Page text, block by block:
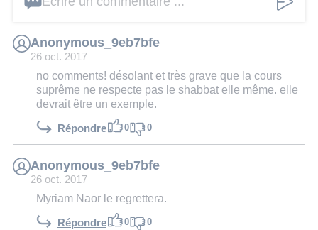
Anonymous_9eb7bfe
26 oct. 2017
no comments! désolant et très grave que la cours
suprême ne respecte pas le shabbat elle même. elle
devrait être un exemple.
Répondre 0 0
Anonymous_9eb7bfe
26 oct. 2017
Myriam Naor le regrettera.
Répondre 0 0